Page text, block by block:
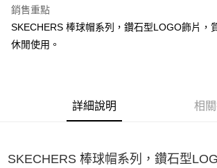
3.實際核准額度、可分期數及費用金額請依後續交易確
4.訂單成立30分鐘內，如未前往確認交易或遇審核未
消。如遇「轉專審核」未通過狀況，表示未達大哥付你
法說明評估內容。
2.透過簡訊連結打開帳單後，可選擇「超商條碼／台灣
帳／街口支付／iPASS MONEY」等通路繳費。
1.本服務係由「台灣大哥大股份有限公司」（以下簡
用戶於交易時，得透過本服務購買商品或服務，並由
宅配
銷售重點
SKECHERS 棒球帽系列，鑽石型LOGO飾片，
休閒使用。
詳細說明 相
SKECHERS 棒球帽系列，鑽石型